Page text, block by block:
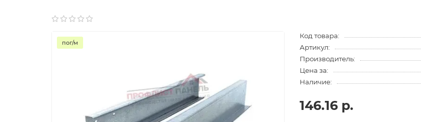
пог/м
Код товара:
Артикул:
Производитель:
Цена за:
Наличие:
146.16 р.